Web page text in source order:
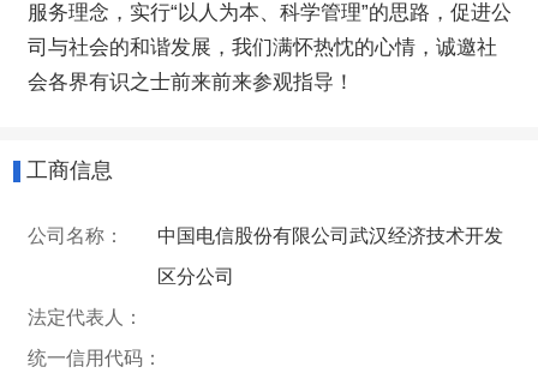
服务理念，实行“以人为本、科学管理”的思路，促进公
司与社会的和谐发展，我们满怀热忱的心情，诚邀社
会各界有识之士前来前来参观指导！
工商信息
公司名称：
中国电信股份有限公司武汉经济技术开发
区分公司
法定代表人：
统一信用代码：